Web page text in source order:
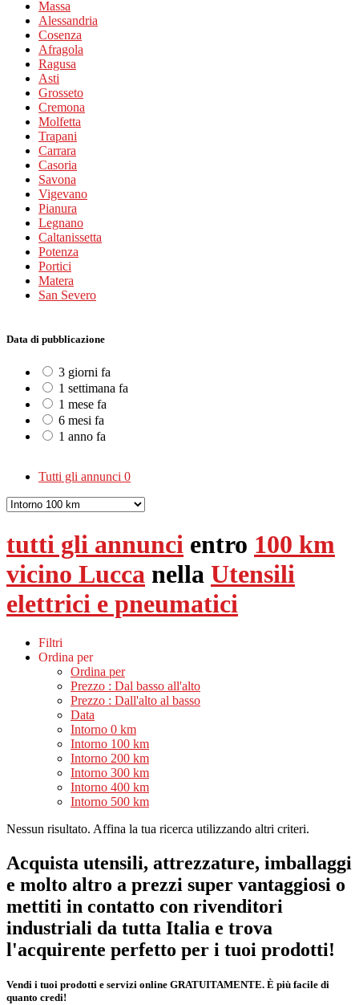
Massa
Alessandria
Cosenza
Afragola
Ragusa
Asti
Grosseto
Cremona
Molfetta
Trapani
Carrara
Casoria
Savona
Vigevano
Pianura
Legnano
Caltanissetta
Potenza
Portici
Matera
San Severo
Data di pubblicazione
3 giorni fa
1 settimana fa
1 mese fa
6 mesi fa
1 anno fa
Tutti gli annunci 0
tutti gli annunci entro 100 km
vicino Lucca nella Utensili
elettrici e pneumatici
Filtri
Ordina per
Ordina per
Prezzo : Dal basso all'alto
Prezzo : Dall'alto al basso
Data
Intorno 0 km
Intorno 100 km
Intorno 200 km
Intorno 300 km
Intorno 400 km
Intorno 500 km
Nessun risultato. Affina la tua ricerca utilizzando altri criteri.
Acquista utensili, attrezzature, imballaggi
e molto altro a prezzi super vantaggiosi o
mettiti in contatto con rivenditori
industriali da tutta Italia e trova
l'acquirente perfetto per i tuoi prodotti!
Vendi i tuoi prodotti e servizi online GRATUITAMENTE. È più facile di
quanto credi!